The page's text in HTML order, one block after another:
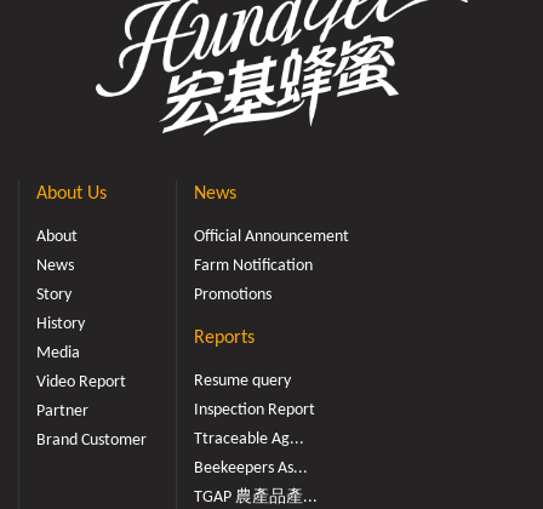
About Us
About
News
Story
History
Media
Video Report
Partner
Brand Customer
News
Official Announcement
Farm Notification
Promotions
Reports
Resume query
Inspection Report
Ttraceable Ag...
Beekeepers As...
TGAP 農產品產...